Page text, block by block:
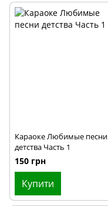
Караоке Любимые песни
детства Часть 1
150 грн
Купити